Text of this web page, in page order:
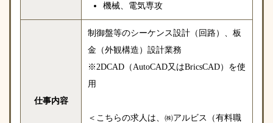
機械、電気専攻
仕事内容
制御盤等のシーケンス設計（回路）、板
金（外観構造）設計業務
※2DCAD（AutoCAD又はBricsCAD）を使
用
＜こちらの求人は、㈱アルビス（有料職